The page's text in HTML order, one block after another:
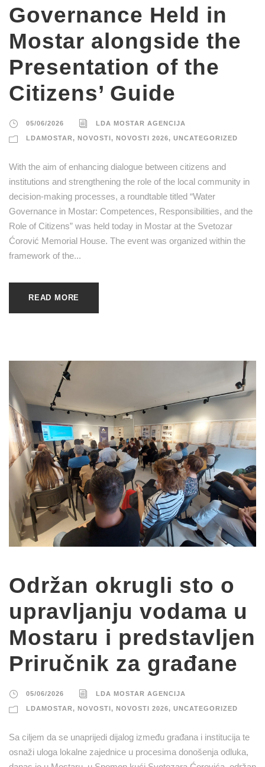
Governance Held in
Mostar alongside the
Presentation of the
Citizens’ Guide
05/06/2026 LDA MOSTAR AGENCIJA
LDAMOSTAR, NOVOSTI , NOVOSTI 2026, UNCATEGORIZED
With the aim of enhancing dialogue between citizens and
institutions and strengthening the role of the local community in
decision-making processes, a roundtable titled “Water
Governance in Mostar: Competences, Responsibilities, and the
Role of Citizens” was held today in Mostar at the Svetozar
Ćorović Memorial House. The event was organized within the
framework of the...
READ MORE
Održan okrugli sto o
upravljanju vodama u
Mostaru i predstavljen
Priručnik za građane
05/06/2026 LDA MOSTAR AGENCIJA
LDAMOSTAR, NOVOSTI, NOVOSTI 2026, UNCATEGORIZED
Sa ciljem da se unaprijedi dijalog između građana i institucija te
osnaži uloga lokalne zajednice u procesima donošenja odluka,